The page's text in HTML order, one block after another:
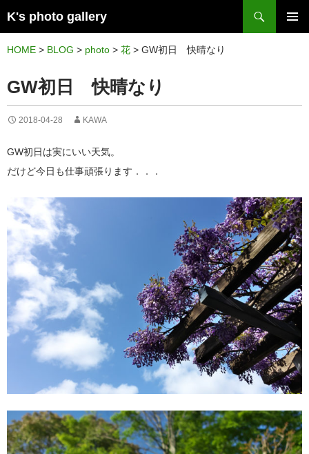
K's photo gallery
ン
ン
ツ
へ
ス
キ
HOME > BLOG > photo > 花 > GW初日 快晴なり
GW初日 快晴なり
2018-04-28 KAWA
GW初日は実にいい天気。
だけど今日も仕事頑張ります．．．